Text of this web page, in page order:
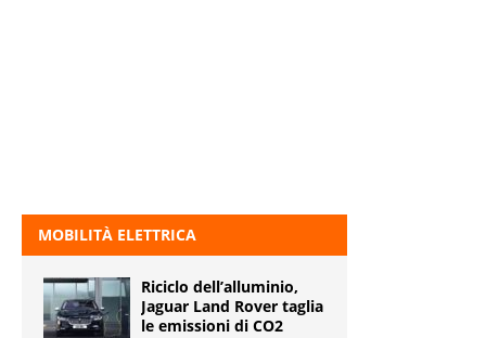
MOBILITÀ ELETTRICA
Riciclo dell’alluminio,
Jaguar Land Rover taglia
le emissioni di CO2